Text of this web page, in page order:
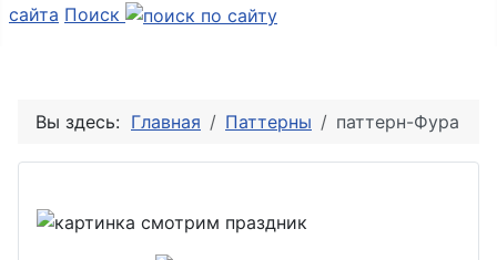
сайта Поиск
Вы здесь: Главная Паттерны паттерн-Фура